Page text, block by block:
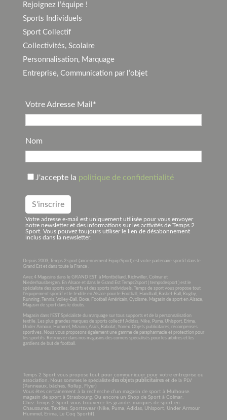
Rejoignez l’équipe !
Sports Individuels
Sport Collectif
Collectivités, Scolaire
Personnalisation, Marquage
Entreprise, Communication par l’objet
Votre Adresse Mail*
Nom
J'accepte la politique de confidentialité
Votre adresse e-mail est uniquement utilisée pour vous envoyer
notre newsletter et des informations sur les activités de Temps 2
Sport. Vous pouvez toujours utiliser le lien de désabonnement
inclus dans la newsletter.
Depuis 2003, Temps 2 sport (anciennement Equip’Sport) est votre partenaire sportif dans le
Grand Est et dans toute la France .
Avec 4 Magasins dans le GRAND EST à Montbéliard, Richwiller, Colmar et
Niederhausbergen. En Alsace et dans le Grand Est Temps2sport ( tempsdesport ) est le
spécialiste des sports collectifs et des sports individuels. Temps de sport vous propose tout
l’équipement sportif et le textile en Alsace pour le Football, Handball, Basket-Ball, Rugby,
Running, Tennis, Volley-Ball, Boxe, Football Américain, Cyclisme. Magasin de sport en Alsace,
Magasin de sport dans le doubs.
Magasin dans l’EST Spécialiste du marquage sur tous supports et de la personnalisation
textile. Les plus grandes marques de sports collectif Adidas, Nike, Puma, Uhlsport, Erima,
Under Armour, Hummel, Mizuno, Asics, Babolat, Yonex. Objets publicitaires, récompenses
sportives. Nous vous proposons également une gamme de parapharmacie et protection pour
les sportifs. Retrouvez dans nos magasins des corners spécialisés pour les arbitres et les
gardiens de but de football.
Temps 2 Sport vous propose tout pour communiquer pour votre entreprise ou
association. Nous sommes le spécialistedes objets publicitaireset de la PLV
(Panneaux, bâches, Rollup, Flyer)
Vous êtes certainement à la recherche d’un magasin de sport à Mulhouse.
magasin de sport à Strasbourg. Ou encore un Shop de Sport à Colmar.
Chez Temps 2 Sport vous trouverez les grandes marques de sport en
Chaussures, Textiles, Sportswear (Nike, Puma, Adidas, Uhlsport, Under Armour
Hummel, Erima, Le Coq Sportif).